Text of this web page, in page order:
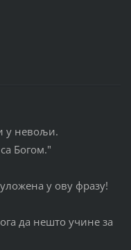
у невољи.
Богом."
у ову фразу!
да нешто учине за